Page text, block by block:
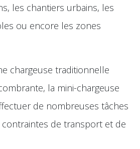
les chantiers urbains, les
ou encore les zones
chargeuse traditionnelle
la mini-chargeuse
de nombreuses tâches
de transport et de